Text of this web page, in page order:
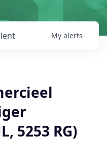
My alerts
5253 RG)